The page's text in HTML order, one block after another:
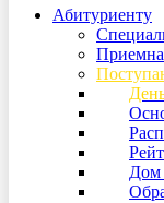
Абитуриенту
Дом